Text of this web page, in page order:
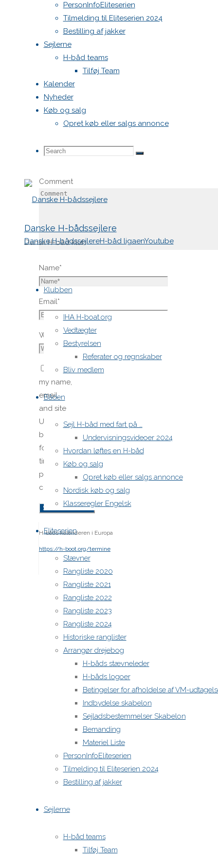
PersonInfoEliteserien
Tilmelding til Eliteserien 2024
Bestilling af jakker
Sejlerne
H-båd teams
Tilføj Team
Kalender
Nyheder
Køb og salg
Opret køb eller salgs annonce
Search
Search
for:
Search
Danske H-bådssejlere
Dansk H-båd klub
Danske H-bådssejlereH-båd ligaenYoutube
content
Klubben
IHA H-boat.org
Vedtægter
Bestyrelsen
Referater og regnskaber
Bliv medlem
Båden
Sejl H-båd med fart på …
Undervisningsvideoer 2024
Hvordan løftes en H-båd
Køb og salg
Opret køb eller salgs annonce
Nordisk køb og salg
Klasseregler Engelsk
Eliteserien
Stævner
Rangliste 2020
Rangliste 2021
Rangliste 2022
Rangliste 2023
Rangliste 2024
Historiske ranglister
Arrangør drejebog
H-båds stævneleder
H-båds logoer
Betingelser for afholdelse af VM-
Indbydelse skabelon
Sejladsbestemmelser Skabelon
Bemanding
Materiel Liste
PersonInfoEliteserien
Tilmelding til Eliteserien 2024
Bestilling af jakker
Sejlerne
H-båd teams
Tilføj Team
svar
Din e-
mailadresse
vil ikke
blive
publiceret.
Krævede
markeret
Comment
Name*
Email*
Website
Save
my name,
email,
and site
URL in my
browser
for next
time I
post a
comment.
H-båds kalenderen i Europa
https://h-boot.org/termine
Powered by